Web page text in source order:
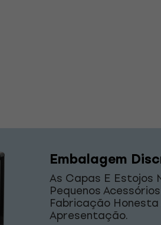
Embalagem
As Capas E Estojos
Pequenos
Fabricação
Apresentação.